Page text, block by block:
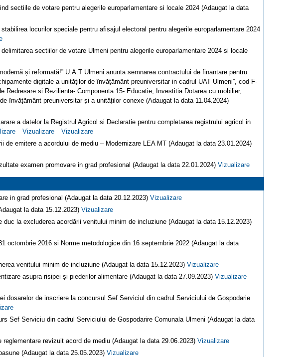
sectiile de votare pentru alegerile europarlamentare si locale 2024 (Adaugat la data
locurilor speciale pentru afisajul electoral pentru alegerile europarlamentare 2024
sectiilor de votare Ulmeni pentru alegerile europarlamentare 2024 si locale
și reformată!” U.A.T Ulmeni anunta semnarea contractului de finantare pentru
digitale a unităților de învățământ preuniversitar in cadrul UAT Ulmeni”, cod F-
Redresare si Rezilienta- Componenta 15- Educatie, Investitia Dotarea cu mobilier,
învățământ preuniversitar și a unităților conexe (Adaugat la data 11.04.2024)
a datelor la Registrul Agricol si Declaratie pentru completarea registrului agricol in
Vizualizare
Vizualizare
de emitere a acordului de mediu – Modernizare LEA MT (Adaugat la data 23.01.2024)
examen promovare in grad profesional (Adaugat la data 22.01.2024) Vizualizare
in grad profesional (Adaugat la data 20.12.2023) Vizualizare
la data 15.12.2023) Vizualizare
la excluderea acordării venitului minim de incluziune (Adaugat la data 15.12.2023)
octombrie 2016 si Norme metodologice din 16 septembrie 2022 (Adaugat la data
venitului minim de incluziune (Adaugat la data 15.12.2023) Vizualizare
asupra risipei și piederilor alimentare (Adaugat la data 27.09.2023) Vizualizare
dosarelor de inscriere la concursul Sef Serviciul din cadrul Serviciului de Gospodarie
Sef Serviciu din cadrul Serviciului de Gospodarire Comunala Ulmeni (Adaugat la data
revizuit acord de mediu (Adaugat la data 29.06.2023) Vizualizare
(Adaugat la data 25.05.2023) Vizualizare